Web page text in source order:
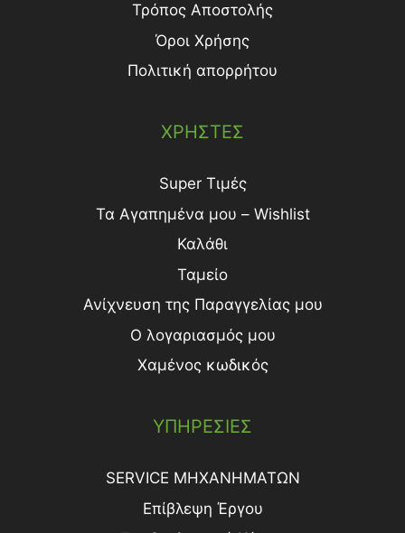
Τρόπος Aποστολής
Όροι Χρήσης
Πολιτική απορρήτου
ΧΡΗΣΤΕΣ
Super Τιμές
Τα Αγαπημένα μου – Wishlist
Καλάθι
Ταμείο
Ανίχνευση της Παραγγελίας μου
Ο λογαριασμός μου
Χαμένος κωδικός
ΥΠΗΡΕΣΙΕΣ
SERVICE ΜΗΧΑΝΗΜΑΤΩΝ
Επίβλεψη Έργου